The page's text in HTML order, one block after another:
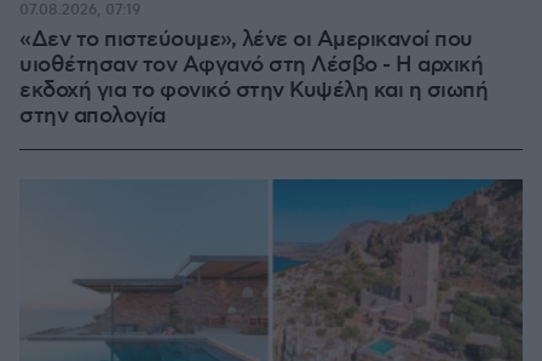
«Δεν το πιστεύουμε», λένε οι Αμερικανοί που
υιοθέτησαν τον Αφγανό στη Λέσβο - Η αρχική
εκδοχή για το φονικό στην Κυψέλη και η σιωπή
στην απολογία
07.08.2026, 07:19